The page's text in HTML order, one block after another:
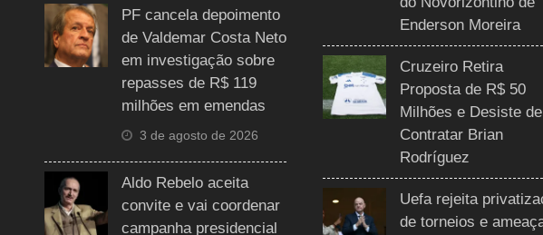
PF cancela depoimento
de Valdemar Costa Neto
em investigação sobre
repasses de R$ 119
milhões em emendas
3 de agosto de 2026
Aldo Rebelo aceita
convite e vai coordenar
campanha presidencial
Enderson Moreira
Cruzeiro Retira
Proposta de R$ 50
Milhões e Desiste de
Contratar Brian
Rodríguez
Uefa rejeita
de torneios e